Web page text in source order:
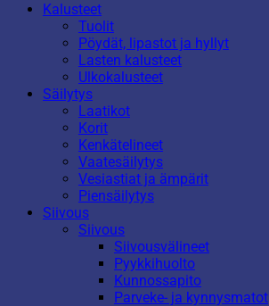
Kalusteet
Tuolit
Pöydät, lipastot ja hyllyt
Lasten kalusteet
Ulkokalusteet
Säilytys
Laatikot
Korit
Kenkätelineet
Vaatesäilytys
Vesiastiat ja ämpärit
Piensäilytys
Siivous
Siivous
Siivousvälineet
Pyykkihuolto
Kunnossapito
Parveke- ja kynnysmatot